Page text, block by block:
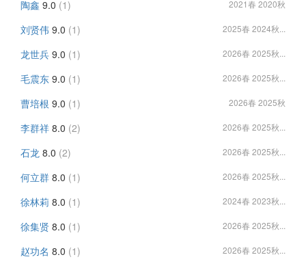
陶鑫 9.0 (1) 2021春 2020秋
刘贤伟 9.0 (1) 2025春 2024秋...
龙世兵 9.0 (1) 2026春 2025秋...
毛震东 9.0 (1) 2026春 2025秋...
曹培根 9.0 (1) 2026春 2025秋
李群祥 8.0 (2) 2026春 2025秋...
石龙 8.0 (2) 2026春 2025秋...
何立群 8.0 (1) 2026春 2025秋...
徐林莉 8.0 (1) 2024春 2023秋...
徐集贤 8.0 (1) 2026春 2025秋...
赵功名 8.0 (1) 2026春 2025秋...